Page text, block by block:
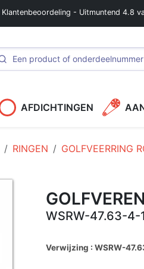
Klantenbeoordeling - Uitmuntend 4.8
AFDICHTINGEN
RINGEN GOLFVEERRING
WSRW-47.63-4-
Verwijzing : WSRW-